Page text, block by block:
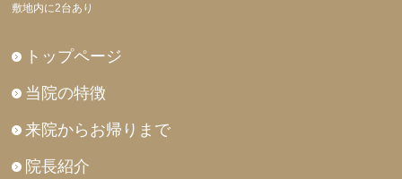
敷地内に2台あり
トップページ
当院の特徴
来院からお帰りまで
院長紹介